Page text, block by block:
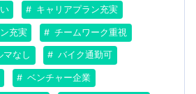
キャリアプラン充実
充実 チームワーク重視
マなし バイク通勤可
ベンチャー企業